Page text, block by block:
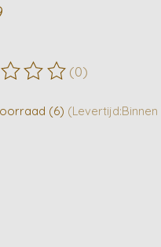
van dit product is
(0)
(6)